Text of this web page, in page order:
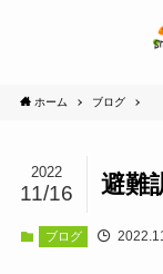
ホーム ブログ
避難
2022
11/16
ブログ